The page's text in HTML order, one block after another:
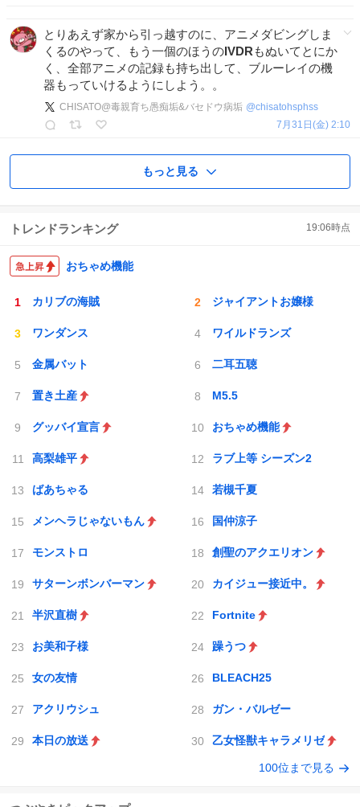
とりあえず家から引っ越すのに、アニメダビングしま
くるのやって、もう一個のほうのIVDR もぬいてとにか
く、全部アニメの記録も持ち出して、ブルーレイの機
器もっていけるようにしよう。。
CHISATO@毒親育ち愚痴垢&バセドウ病垢 @chisatohsphss
7月31日(金) 2:10
もっと見る
トレンドランキング 19:06時点
おちゃめ機能
カリブの海賊 ジャイアントお嬢様
ワンダンス ワイルドランズ
金属バット 二耳五聴
置き土産 M5.5
グッバイ宣言 おちゃめ機能
高梨雄平 ラブ上等 シーズン2
ばあちゃる 若槻千夏
メンヘラじゃないもん 国仲涼子
モンストロ 創聖のアクエリオン
サターンボンバーマン カイジュー接近中。
半沢直樹 Fortnite
お美和子様 躁うつ
女の友情 BLEACH25
アクリウシュ ガン・バルゼー
本日の放送 乙女怪獣キャラメリゼ
100位まで見る